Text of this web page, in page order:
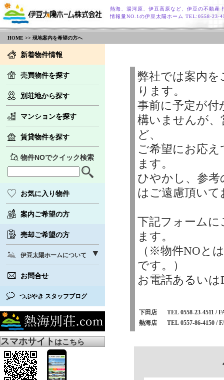
熱海、湯河原、伊豆高原など、伊豆の不動産
情報量NO.1の伊豆太陽ホーム TEL:0558-23-
HOME >> 現地案内を希望の方へ
新着物件情報
売買物件を探す
別荘地から探す
マンションを探す
賃貸物件を探す
物件NOでクイック検索
お気に入り物件
案内ご希望の方
売却ご希望の方
伊豆太陽ホームについて
お問合せ
つぶやき スタッフブログ
スマホサイトはこちら
弊社では案内
ります。
事前に予定が
構いませんが
ど、
ご希望にお応
ます。
ひやかし、参
はご遠慮頂い
下記フォーム
ます。
（※物件NOと
です。）
お電話あるい
下田店
TEL 0558-23-4511 /
熱海店
TEL 0557-86-4150 /